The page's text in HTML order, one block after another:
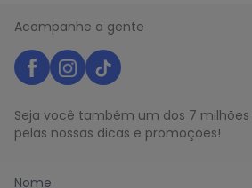
Acompanhe a gente
Seja você também um dos 7
pelas nossas dicas e promoções!
Nome